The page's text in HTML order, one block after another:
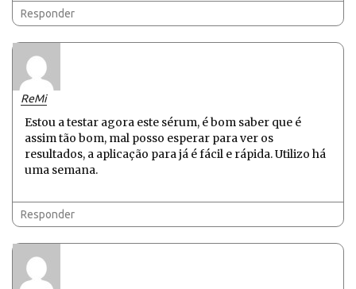
Responder
ReMi
Estou a testar agora este sérum, é bom saber que é
assim tão bom, mal posso esperar para ver os
resultados, a aplicação para já é fácil e rápida. Utilizo há
uma semana.
Responder